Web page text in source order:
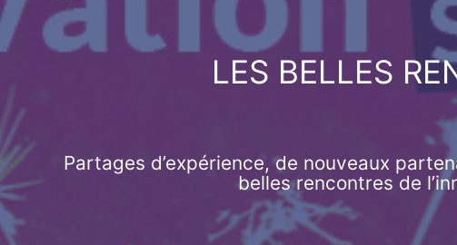
LES BELLES
Partages d’expérience, de nouveaux
belles rencontres de